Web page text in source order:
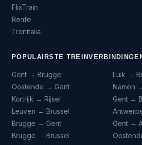
FlixTrain
Renfe
Trenitalia
POPULAIRSTE
Gent → Brugge
Oostende → Gent
Kortrijk → Rijsel
Leuven → Brussel
Brugge → Gent
Brugge → Brussel
Luik →
Namen
Gent →
Gent →